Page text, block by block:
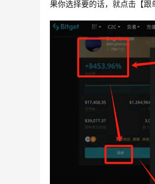
果你选择要的话，就点击【跟